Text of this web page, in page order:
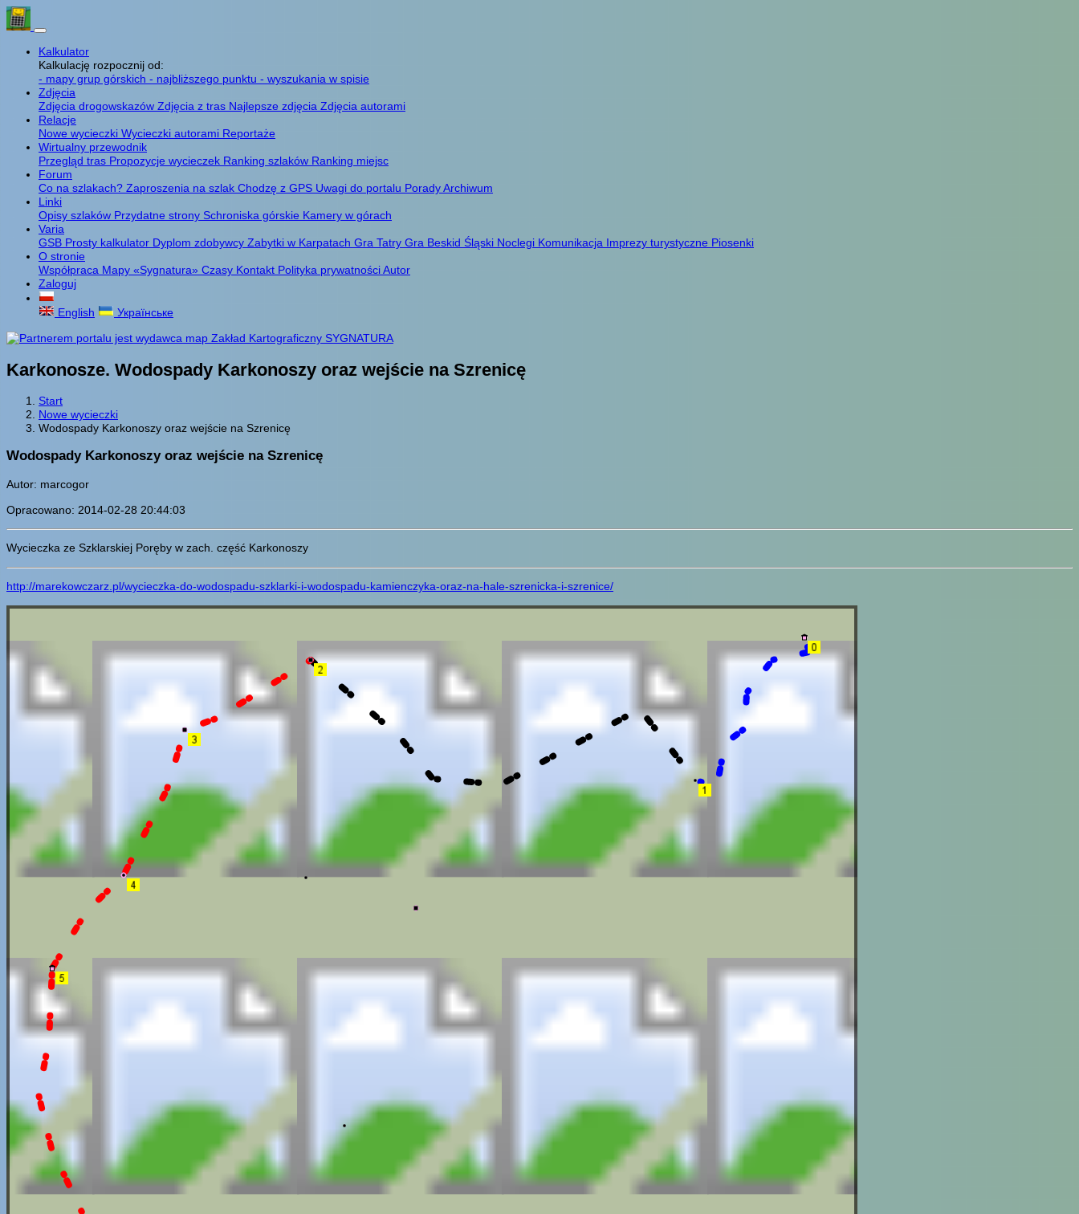
Kalkulator
Kalkulację rozpocznij od:
- mapy grup górskich - najbliższego punktu - wyszukania w spisie
Zdjęcia
Zdjęcia drogowskazów Zdjęcia z tras Najlepsze zdjęcia Zdjęcia autorami
Relacje
Nowe wycieczki Wycieczki autorami Reportaże
Wirtualny przewodnik
Przegląd tras Propozycje wycieczek Ranking szlaków Ranking miejsc
Forum
Co na szlakach? Zaproszenia na szlak Chodzę z GPS Uwagi do portalu PoradyArchiwum
Linki
Opisy szlaków Przydatne strony Schroniska górskie Kamery w górach
Varia
GSB Prosty kalkulator Dyplom zdobywcy Zabytki w Karpatach Gra Tatry Gra Beskid Śląski Noclegi Komunikacja Imprezy turystyczne Piosenki
O stronie
Współpraca Mapy «Sygnatura» Czasy Kontakt Polityka prywatnościAutor
Zaloguj
English Українське
Karkonosze. Wodospady Karkonoszy oraz wejście na Szrenicę
Start
Nowe wycieczki
Wodospady Karkonoszy oraz wejście na Szrenicę
Wodospady Karkonoszy oraz wejście na Szrenicę
Autor: marcogor
Opracowano: 2014-02-28 20:44:03
Wycieczka ze Szklarskiej Poręby w zach. część Karkonoszy
http://marekowczarz.pl/wycieczka-do-wodospadu-szklarki-i-wodospadu-kamienczyka-oraz-na-hale-szrenicka-i-szrenice/